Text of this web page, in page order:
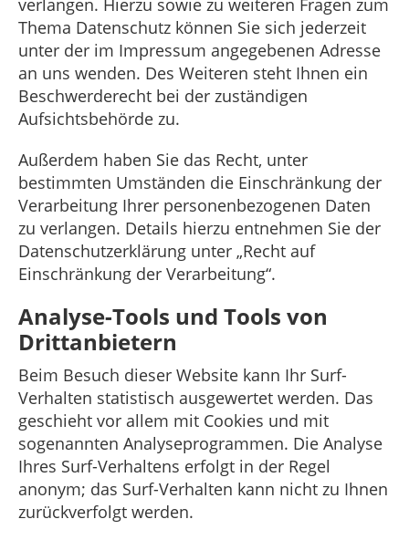
verlangen. Hierzu sowie zu weiteren Fragen zum
Thema Datenschutz können Sie sich jederzeit
unter der im Impressum angegebenen Adresse
an uns wenden. Des Weiteren steht Ihnen ein
Beschwerderecht bei der zuständigen
Aufsichtsbehörde zu.
Außerdem haben Sie das Recht, unter
bestimmten Umständen die Einschränkung der
Verarbeitung Ihrer personenbezogenen Daten
zu verlangen. Details hierzu entnehmen Sie der
Datenschutzerklärung unter „Recht auf
Einschränkung der Verarbeitung“.
Analyse-Tools und Tools von
Drittanbietern
Beim Besuch dieser Website kann Ihr Surf-
Verhalten statistisch ausgewertet werden. Das
geschieht vor allem mit Cookies und mit
sogenannten Analyseprogrammen. Die Analyse
Ihres Surf-Verhaltens erfolgt in der Regel
anonym; das Surf-Verhalten kann nicht zu Ihnen
zurückverfolgt werden.